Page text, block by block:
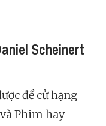
Scheinert
đề cử hạng
Phim hay